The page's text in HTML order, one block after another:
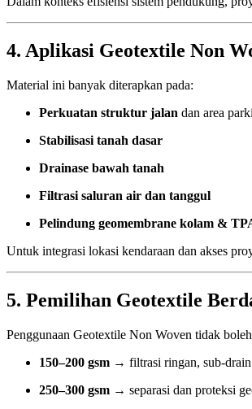
4. Aplikasi Geotextile Non
Material ini banyak diterapkan pada:
Perkuatan struktur jalan dan area
Stabilisasi tanah dasar
Drainase bawah tanah
Filtrasi saluran air dan tanggul
Pelindung geomembrane kolam &
Untuk integrasi lokasi kendaraan dan akses
5. Pemilihan Geotextile
Penggunaan Geotextile Non Woven tidak
150–200 gsm → filtrasi ringan, sub-drain
250–300 gsm → separasi dan proteksi